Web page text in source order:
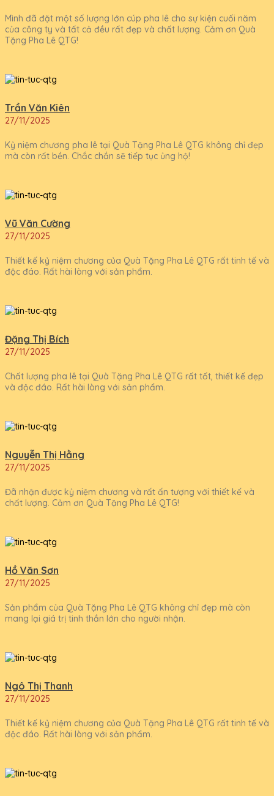
Mình đã đặt một số lượng lớn cúp pha lê cho sự kiện cuối năm
của công ty và tất cả đều rất đẹp và chất lượng. Cảm ơn Quà
Tặng Pha Lê QTG!
Trần Văn Kiên
27/11/2025
Kỷ niệm chương pha lê tại Quà Tặng Pha Lê QTG không chỉ đẹp
mà còn rất bền. Chắc chắn sẽ tiếp tục ủng hộ!
Vũ Văn Cường
27/11/2025
Thiết kế kỷ niệm chương của Quà Tặng Pha Lê QTG rất tinh tế và
độc đáo. Rất hài lòng với sản phẩm.
Đặng Thị Bích
27/11/2025
Chất lượng pha lê tại Quà Tặng Pha Lê QTG rất tốt, thiết kế đẹp
và độc đáo. Rất hài lòng với sản phẩm.
Nguyễn Thị Hằng
27/11/2025
Đã nhận được kỷ niệm chương và rất ấn tượng với thiết kế và
chất lượng. Cảm ơn Quà Tặng Pha Lê QTG!
Hồ Văn Sơn
27/11/2025
Sản phẩm của Quà Tặng Pha Lê QTG không chỉ đẹp mà còn
mang lại giá trị tinh thần lớn cho người nhận.
Ngô Thị Thanh
27/11/2025
Thiết kế kỷ niệm chương của Quà Tặng Pha Lê QTG rất tinh tế và
độc đáo. Rất hài lòng với sản phẩm.